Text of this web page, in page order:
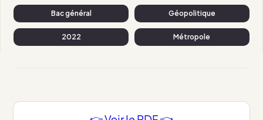
Bac général Géopolitique
2022 Métropole